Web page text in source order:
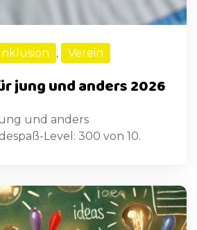
, Verein
jung und anders 2026
und anders
Level: 300 von 10.